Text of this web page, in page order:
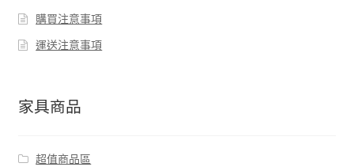
購買注意事項
運送注意事項
家具商品
超值商品區